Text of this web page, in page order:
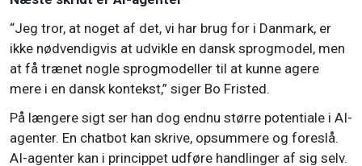
“Jeg tror, at noget af det, vi har brug for i Danmark, er
ikke nødvendigvis at udvikle en dansk sprogmodel, men
at få trænet nogle sprogmodeller til at kunne agere
mere i en dansk kontekst,” siger Bo Fristed.
På længere sigt ser han dog endnu større potentiale i AI-
agenter. En chatbot kan skrive, opsummere og foreslå.
AI-agenter kan i princippet udføre handlinger af sig selv.